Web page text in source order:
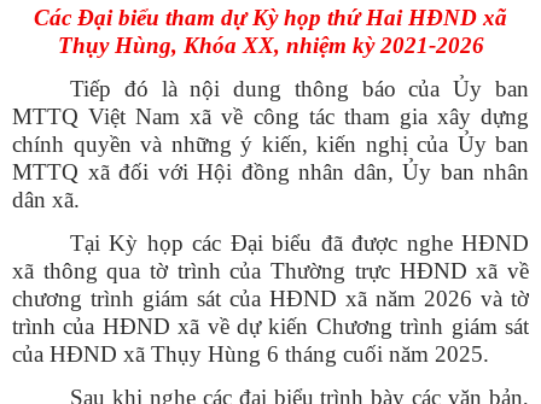
Các Đại biểu tham dự Kỳ họp thứ Hai HĐND xã
Thụy Hùng, Khóa XX, nhiệm kỳ 2021-2026
Tiếp đó là nội dung thông báo của Ủy ban
MTTQ Việt Nam xã về công tác tham gia xây dựng
chính quyền và những ý kiến, kiến nghị của Ủy ban
MTTQ xã đối với Hội đồng nhân dân, Ủy ban nhân
dân xã.
Tại Kỳ họp các Đại biểu đã được nghe HĐND
xã thông qua tờ trình của Thường trực HĐND xã về
chương trình giám sát của HĐND xã năm 2026 và tờ
trìnhcủa HĐND xã về dự kiến Chương trình giám sát
của HĐND xã Thụy Hùng 6 tháng cuối năm 2025.
Sau khi nghe các đại biểu trình bày các văn bản,